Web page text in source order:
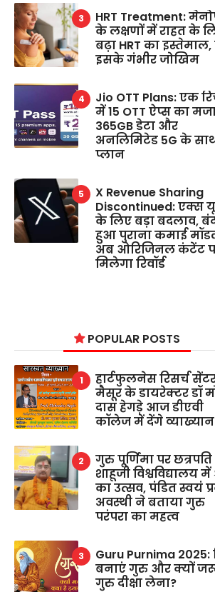
HRT Treatment:
के लक्षणों में राहत के
बढ़ा HRT का
इसके गंभीर जोखिम
Jio OTT Plans: एक
में 15 OTT ऐप्स का
365GB डेटा और
अनलिमिटेड 5G के
प्लान
X Revenue Sharing
Discontinued: एक्स
के लिए बड़ा बदलाव,
हुआ पुराना कमाई
अब ओरिजिनल कंटेंट
मिलेगा रिवॉर्ड
POPULAR POSTS
हार्टफुलनेस रिसर्च
मैसूर के डायरेक्टर डॉ
दास हेगड़े आज डीएवी
कॉलेज में देंगे व्याख्यान
गुरु पूर्णिमा पर छत्रपति
शाहूजी विश्वविद्यालय में
का उत्सव, पंडित स्वयं
अवस्थी ने बताया गुरु
परंपरा का महत्व
Guru Purnima
बनाएं गुरु और क्यों
गुरु दीक्षा लेना?